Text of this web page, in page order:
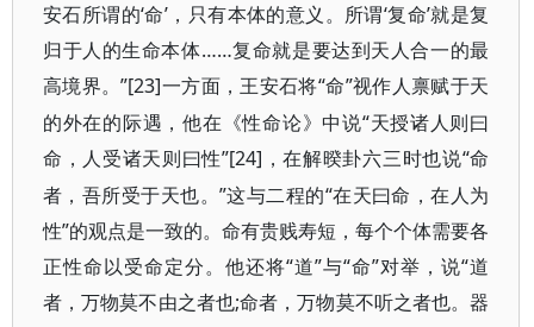
安石所谓的‘命’，只有本体的意义。所谓‘复命’就是复
归于人的生命本体……复命就是要达到天人合一的最
高境界。”[23]一方面，王安石将“命”视作人禀赋于天
的外在的际遇，他在《性命论》中说“天授诸人则曰
命，人受诸天则曰性”[24] ，在解暌卦六三时也说“命
者，吾所受于天也。”这与二程的“在天曰命，在人为
性”的观点是一致的。命有贵贱寿短，每个个体需要各
正性命以受命定分。他还将“道”与“命”对举，说“道
者，万物莫不由之者也;命者，万物莫不听之者也。器